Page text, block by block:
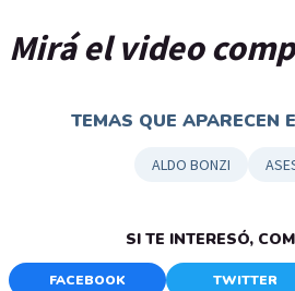
Mirá el video
TEMAS QUE APARECEN
ALDO BONZI
SI TE INTERESÓ,
FACEBOOK TWITTER